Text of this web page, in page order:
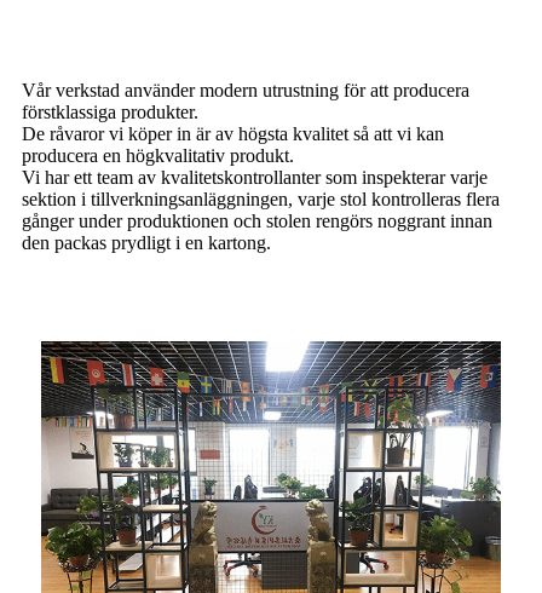
Vår verkstad använder modern utrustning för att producera
förstklassiga produkter.
De råvaror vi köper in är av högsta kvalitet så att vi kan
producera en högkvalitativ produkt.
Vi har ett team av kvalitetskontrollanter som inspekterar varje
sektion i tillverkningsanläggningen, varje stol kontrolleras flera
gånger under produktionen och stolen rengörs noggrant innan
den packas prydligt i en kartong.